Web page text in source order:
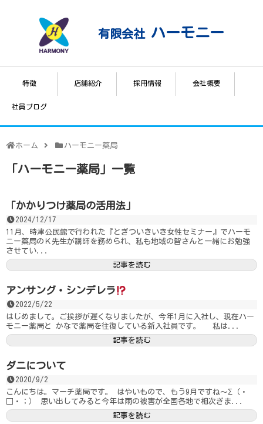
有限会社 ハーモニー
特徴 店舗紹介 採用情報 会社概要
社員ブログ
ホーム ハーモニー薬局
ハーモニー薬局 一覧
「かかりつけ薬局の活用法」
2024/12/17
11月、時津公民館で行われた『とぎついきいき女性セミナー』でハーモ
ニー薬局のＫ先生が講師を務められ、私も地域の皆さんと一緒にお勉強
させてい...
記事を読む
アンサング・シンデレラ
2022/5/22
はじめまして。ご挨拶が遅くなりましたが、今年1月に入社し、現在ハー
モニー薬局と かなで薬局を往復している新入社員です。 私は...
記事を読む
ダニについて
2020/9/2
こんにちは。マーチ薬局です。 はやいもので、もう9月ですね～Σ（・
□・；） 思い出してみると今年は雨の被害が全国各地で相次ぎま...
記事を読む